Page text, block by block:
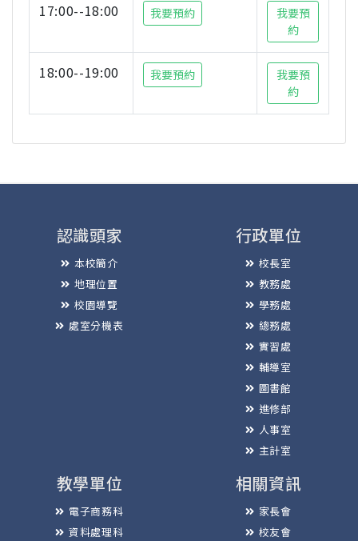
17:00--18:00 我要預約
我要預
約
18:00--19:00 我要預約
我要預
約
認識頭家
本校簡介
地理位置
校園導覽
處室分機表
行政單位
校長室
教務處
學務處
總務處
實習處
輔導室
圖書館
進修部
人事室
主計室
教學單位
電子商務科
資料處理科
相關資訊
家長會
校友會